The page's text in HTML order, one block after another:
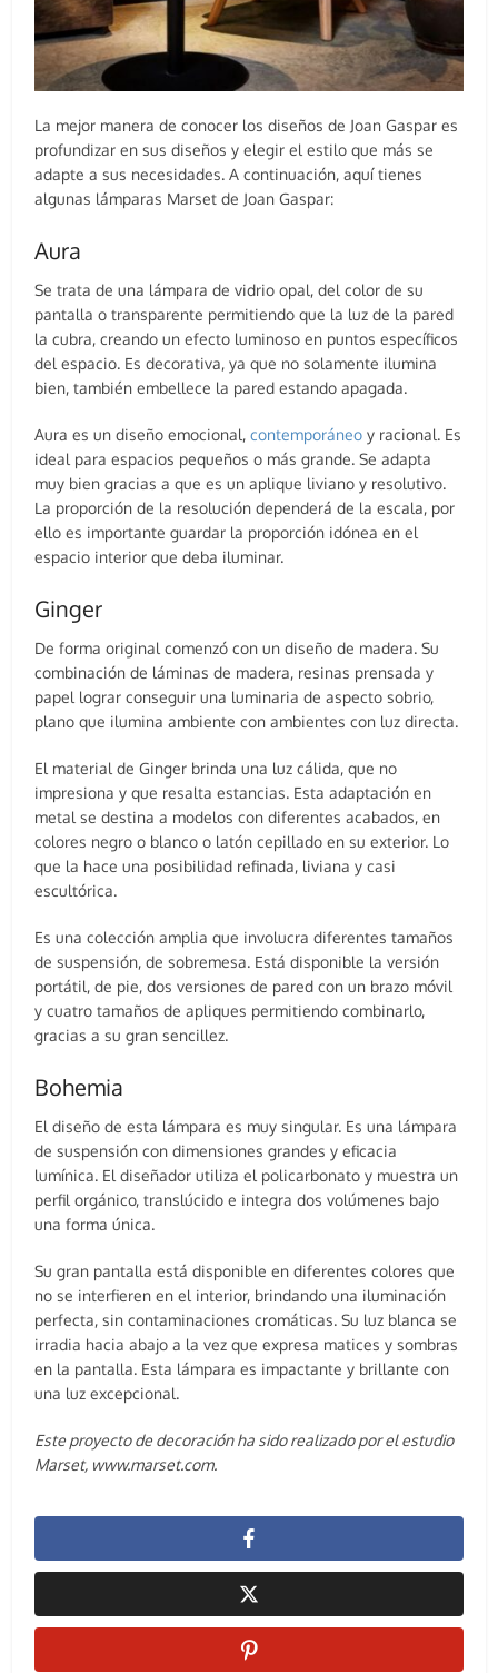
La mejor manera de conocer los diseños de Joan Gaspar es
profundizar en sus diseños y elegir el estilo que más se
adapte a sus necesidades. A continuación, aquí tienes
algunas lámparas Marset de Joan Gaspar:
Aura
Se trata de una lámpara de vidrio opal, del color de su
pantalla o transparente permitiendo que la luz de la pared
la cubra, creando un efecto luminoso en puntos específicos
del espacio. Es decorativa, ya que no solamente ilumina
bien, también embellece la pared estando apagada.
Aura es un diseño emocional,contemporáneo y racional. Es
ideal para espacios pequeños o más grande. Se adapta
muy bien gracias a que es un aplique liviano y resolutivo.
La proporción de la resolución dependerá de la escala, por
ello es importante guardar la proporción idónea en el
espacio interior que deba iluminar.
Ginger
De forma original comenzó con un diseño de madera. Su
combinación de láminas de madera, resinas prensada y
papel lograr conseguir una luminaria de aspecto sobrio,
plano que ilumina ambiente con ambientes con luz directa.
El material de Ginger brinda una luz cálida, que no
impresiona y que resalta estancias. Esta adaptación en
metal se destina a modelos con diferentes acabados, en
colores negro o blanco o latón cepillado en su exterior. Lo
que la hace una posibilidad refinada, liviana y casi
escultórica.
Es una colección amplia que involucra diferentes tamaños
de suspensión, de sobremesa. Está disponible la versión
portátil, de pie, dos versiones de pared con un brazo móvil
y cuatro tamaños de apliques permitiendo combinarlo,
gracias a su gran sencillez.
Bohemia
El diseño de esta lámpara es muy singular. Es una lámpara
de suspensión con dimensiones grandes y eficacia
lumínica. El diseñador utiliza el policarbonato y muestra un
perfil orgánico, translúcido e integra dos volúmenes bajo
una forma única.
Su gran pantalla está disponible en diferentes colores que
no se interfieren en el interior, brindando una iluminación
perfecta, sin contaminaciones cromáticas. Su luz blanca se
irradia hacia abajo a la vez que expresa matices y sombras
en la pantalla. Esta lámpara es impactante y brillante con
una luz excepcional.
Este proyecto de decoración ha sido realizado por el estudio
Marset, www.marset.com.